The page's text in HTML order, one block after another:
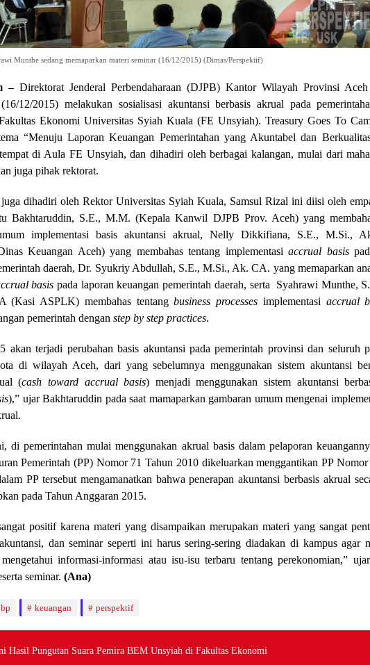
Munthe sedang memaparkan materi seminar (16/12/2015) (Dimas/Perspektif)
–Direktorat Jenderal Perbendaharaan (DJPB) Kantor Wilayah Provinsi Aceh
12/2015) melakukan sosialisasi akuntansi berbasis akrual pada
Ekonomi Universitas Syiah Kuala (FE Unsyiah). Treasury Goes To
“Menuju Laporan Keuangan Pemerintahan yang Akuntabel dan
di Aula FE Unsyiah, dan dihadiri oleh berbagai kalangan, mulai dari
juga pihak rektorat.
dihadiri oleh Rektor Universitas Syiah Kuala, Samsul Rizal ini diisi oleh
Bakhtaruddin, S.E., M.M. (Kepala Kanwil DJPB Prov. Aceh) yang
implementasi basis akuntansi akrual, Nelly Dikkifiana, S.E., M.Si.,
Keuangan Aceh) yang membahas tentang implementasiaccrual basis
daerah, Dr. Syukriy Abdullah, S.E., M.Si., Ak. CA. yang memaparkan
basis pada laporan keuangan pemerintah daerah, serta Syahrawi Munthe,
(Kasi ASPLK) membahas tentangbusiness processes implementasi accrual
pemerintah dengan step by step practices.
akan terjadi perubahan basis akuntansi pada pemerintah provinsi dan seluruh
di wilayah Aceh, dari yang sebelumnya menggunakan sistem akuntansi
(cash toward accrual basis) menjadi menggunakan sistem akuntansi
),” ujar Bakhtaruddin pada saat mamaparkan gambaran umum mengenai
di pemerintahan mulai menggunakan akrual basis dalam pelaporan
Pemerintah (PP) Nomor 71 Tahun 2010 dikeluarkan menggantikan PP
PP tersebut mengamanatkan bahwa penerapan akuntansi berbasis akrual
pada Tahun Anggaran 2015.
positif karena materi yang disampaikan merupakan materi yang sangat
dan seminar seperti ini harus sering-sering diadakan di kampus agar
informasi-informasi atau isu-isu terbaru tentang perekonomian,”
seminar. (Ana)
keuangan perspektif
Hasil Pungutan Suara Pemira BEM Unsyiah di Fakultas Ekonomi